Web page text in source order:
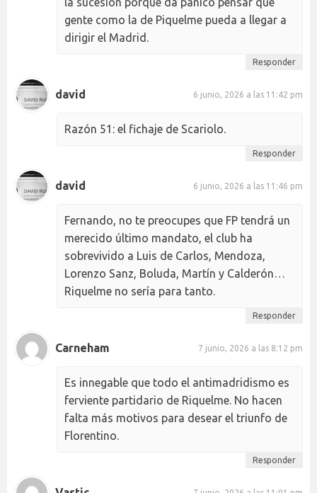
gente como la de Piquelme pueda a llegar a
dirigir el Madrid.
Responder
david 6 junio, 2026 a las 11:42 pm
Razón 51: el fichaje de Scariolo.
Responder
david 6 junio, 2026 a las 11:46 pm
Fernando, no te preocupes que FP tendrá un
merecido último mandato, el club ha
sobrevivido a Luis de Carlos, Mendoza,
Lorenzo Sanz, Boluda, Martín y Calderón…
Riquelme no sería para tanto.
Responder
Carneham 7 junio, 2026 a las 8:12 pm
Es innegable que todo el antimadridismo es
ferviente partidario de Riquelme. No hacen
falta más motivos para desear el triunfo de
Florentino.
Responder